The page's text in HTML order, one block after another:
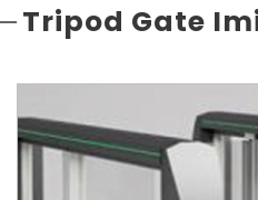
Tripod Gate